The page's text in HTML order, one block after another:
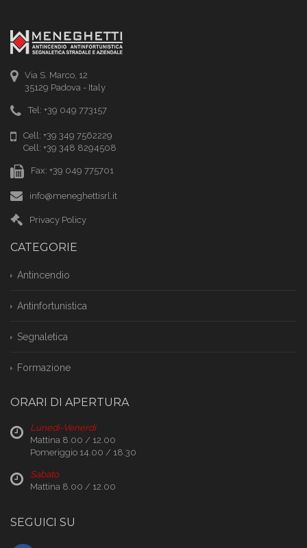
Via S. Marco, 12
35129 Padova - Italy
Tel: +39 049 773157
Cell: +39 349 7562229
Cell: +39 348 8294508
Fax: +39 049 775701
info@meneghettisrl.it
Privacy Policy
CATEGORIE
Antincendio
Antinfortunistica
Segnaletica
Formazione
ORARI DI APERTURA
Lunedì-Venerdì
Mattina 8.00 / 12.00
Pomeriggio 14.00 / 18.30
Sabato
Mattina 8.00 / 12.00
SEGUICI SU